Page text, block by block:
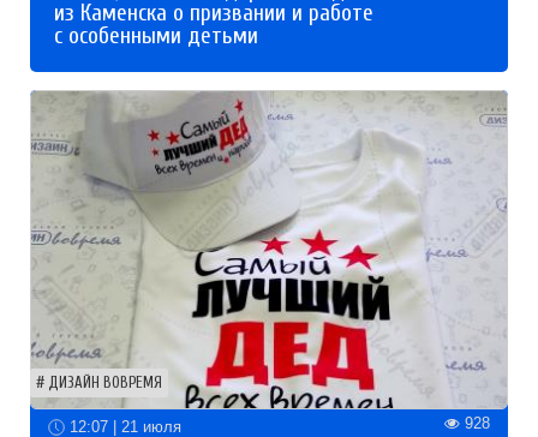
из Каменска о призвании и работе
с особенными детьми
ДИЗАЙН ВОВРЕМЯ
12:07 | 21 июля 928